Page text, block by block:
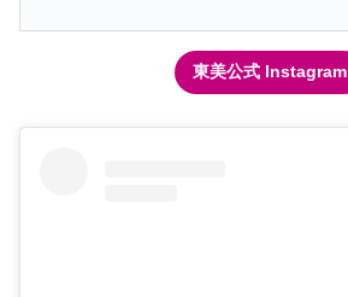
東美公式 Instagram